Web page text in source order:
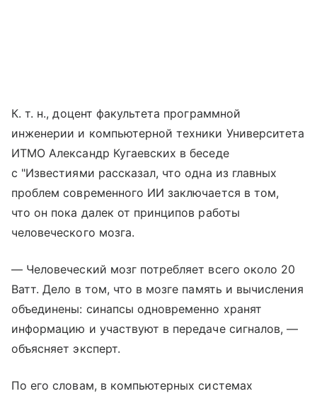
К. т. н., доцент факультета программной
инженерии и компьютерной техники Университета
ИТМО Александр Кугаевских в беседе
с "Известиями рассказал, что одна из главных
проблем современного ИИ заключается в том,
что он пока далек от принципов работы
человеческого мозга.
— Человеческий мозг потребляет всего около 20
Ватт. Дело в том, что в мозге память и вычисления
объединены: синапсы одновременно хранят
информацию и участвуют в передаче сигналов, —
объясняет эксперт.
По его словам, в компьютерных системах